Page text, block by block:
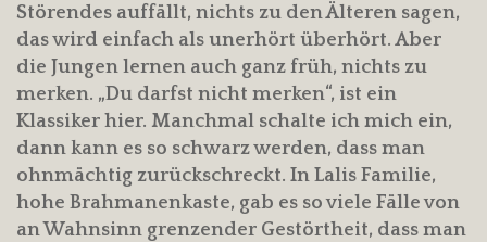
Störendes auffällt, nichts zu den Älteren sagen,
das wird einfach als unerhört überhört. Aber
die Jungen lernen auch ganz früh, nichts zu
merken. „Du darfst nicht merken“, ist ein
Klassiker hier. Manchmal schalte ich mich ein,
dann kann es so schwarz werden, dass man
ohnmächtig zurückschreckt. In Lalis Familie,
hohe Brahmanenkaste, gab es so viele Fälle von
an Wahnsinn grenzender Gestörtheit, dass man